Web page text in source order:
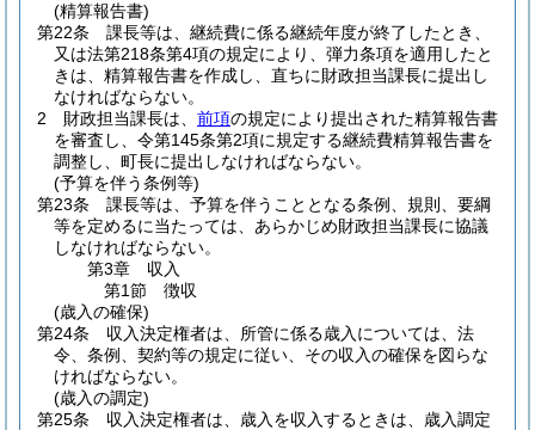
(精算報告書)
第22条
課長等は、継続費に係る継続年度が終了したとき、
又は法第218条第4項の規定により、弾力条項を適用したと
きは、精算報告書を作成し、直ちに財政担当課長に提出し
なければならない。
2
財政担当課長は、 前項の規定により提出された精算報告書
を審査し、令第145条第2項に規定する継続費精算報告書を
調整し、町長に提出しなければならない。
(予算を伴う条例等)
第23条
課長等は、予算を伴うこととなる条例、規則、要綱
等を定めるに当たっては、あらかじめ財政担当課長に協議
しなければならない。
第3章
収入
第1節
徴収
(歳入の確保)
第24条
収入決定権者は、所管に係る歳入については、法
令、条例、契約等の規定に従い、その収入の確保を図らな
ければならない。
(歳入の調定)
第25条
収入決定権者は、歳入を収入するときは、歳入調定